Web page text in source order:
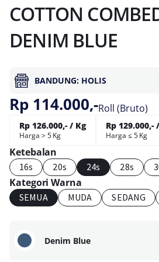
COTTON
DENIM BLUE
BANDUNG: HOLIS
Rp 114.000,-Roll (Bruto)
Rp 126.000,- / Kg
Harga > 5 Kg
Rp 129.000,-
Harga ≤ 5 Kg
Ketebalan
16s 20s 24s 28s
Kategori Warna
SEMUA MUDA SEDANG
Denim Blue